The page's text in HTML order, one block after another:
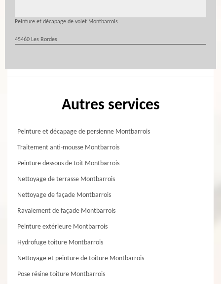
Peinture et décapage de volet Montbarrois
45460 Les Bordes
Autres services
Peinture et décapage de persienne Montbarrois
Traitement anti-mousse Montbarrois
Peinture dessous de toit Montbarrois
Nettoyage de terrasse Montbarrois
Nettoyage de façade Montbarrois
Ravalement de façade Montbarrois
Peinture extérieure Montbarrois
Hydrofuge toiture Montbarrois
Nettoyage et peinture de toiture Montbarrois
Pose résine toiture Montbarrois